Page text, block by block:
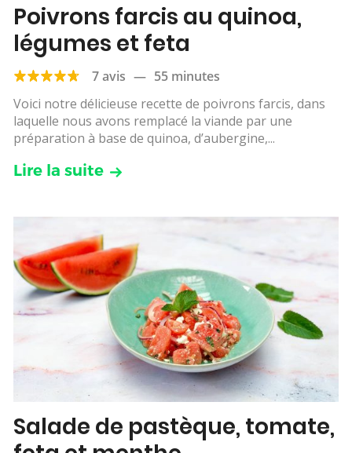
Poivrons farcis au quinoa,
légumes et feta
7 avis — 55 minutes
Voici notre délicieuse recette de poivrons farcis, dans
laquelle nous avons remplacé la viande par une
préparation à base de quinoa, d’aubergine,...
Lire la suite
Salade de pastèque, tomate,